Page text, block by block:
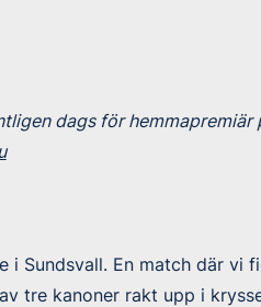
dags för hemmapremiär
i Sundsvall. En match där vi
tre kanoner rakt upp i